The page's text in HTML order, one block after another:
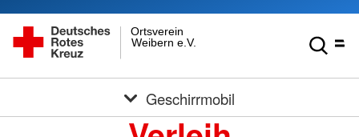
Weibern e.V.
Ortsverein
Geschirrmobil